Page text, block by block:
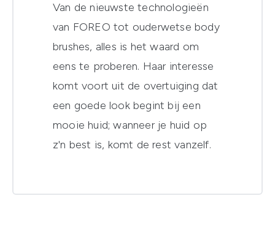
Van de nieuwste technologieën
van FOREO tot ouderwetse body
brushes, alles is het waard om
eens te proberen. Haar interesse
komt voort uit de overtuiging dat
een goede look begint bij een
mooie huid; wanneer je huid op
z'n best is, komt de rest vanzelf.